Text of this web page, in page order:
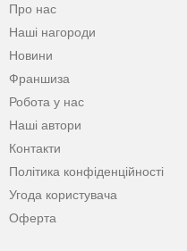
Про нас
Наші нагороди
Новини
Франшиза
Робота у нас
Наші автори
Контакти
Політика конфіденційності
Угода користувача
Оферта